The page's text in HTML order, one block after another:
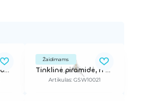
Žaidimų ir veiklos kompleksas
Žaidimams
Tinklinė piramidė, h - 4,4 m
Artikulas: GSW10021